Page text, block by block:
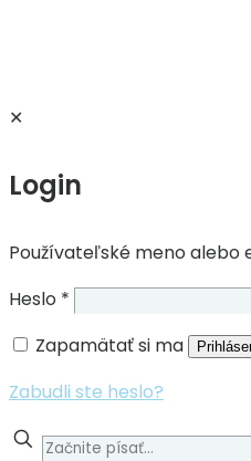
✕
Login
Používateľské meno alebo
Heslo *
Zapamätať si ma
Zabudli ste heslo?